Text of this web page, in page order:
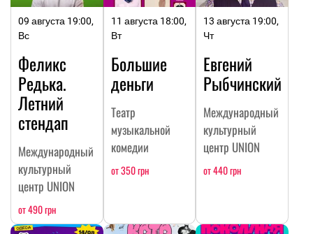
09 августа 19:00,
Вс
Феликс
Редька.
Летний
стендап
Международный
культурный
центр UNION
от 490 грн
11 августа 18:00,
Вт
Большие
деньги
Театр
музыкальной
комедии
от 350 грн
13 августа 19:00,
Чт
Евгений
Рыбчинский
Международный
культурный
центр UNION
от 440 грн